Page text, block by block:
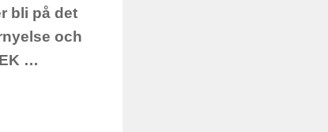
bli på det
och
…